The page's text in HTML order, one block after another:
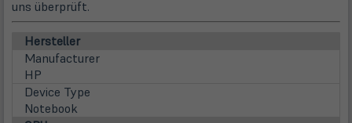
uns überprüft.
Hersteller
Manufacturer
HP
Device Type
Notebook